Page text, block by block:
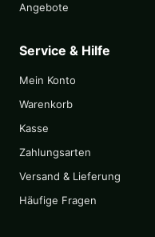
Angebote
Service & Hilfe
Mein Konto
Warenkorb
Kasse
Zahlungsarten
Versand & Lieferung
Häufige Fragen